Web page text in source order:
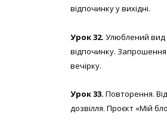
відпочинку у вихідні.
Урок 32. Улюблений вид
відпочинку.
вечірку.
Урок 33. Повторення.
дозвілля. Проєкт «Мій